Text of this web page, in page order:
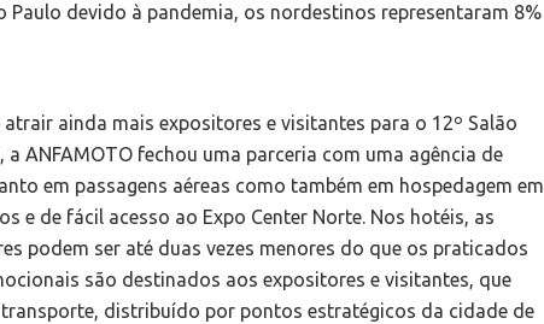
Paulo devido à pandemia, os nordestinos representaram 8%
ainda mais expositores e visitantes para o 12º Salão
ANFAMOTO fechou uma parceria com uma agência de
em passagens aéreas como também em hospedagem em
e de fácil acesso ao Expo Center Norte. Nos hotéis, as
podem ser até duas vezes menores do que os praticados
são destinados aos expositores e visitantes, que
distribuído por pontos estratégicos da cidade de